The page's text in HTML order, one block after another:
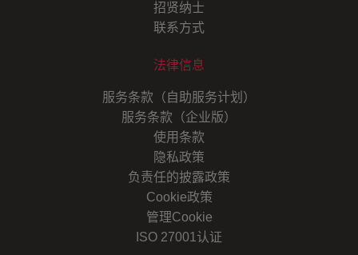
招贤纳士
联系方式
法律信息
服务条款（自助服务计划）
服务条款（企业版）
使用条款
隐私政策
负责任的披露政策
Cookie政策
管理Cookie
ISO 27001认证